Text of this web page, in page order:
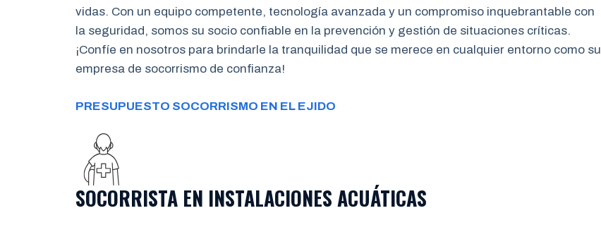
vidas. Con un equipo competente, tecnología avanzada y un compromiso inquebrantable con
la seguridad, somos su socio confiable en la prevención y gestión de situaciones críticas.
¡Confíe en nosotros para brindarle la tranquilidad que se merece en cualquier entorno como su
empresa de socorrismo de confianza!
PRESUPUESTO SOCORRISMO EN EL EJIDO
SOCORRISTA EN INSTALACIONES ACUÁTICAS